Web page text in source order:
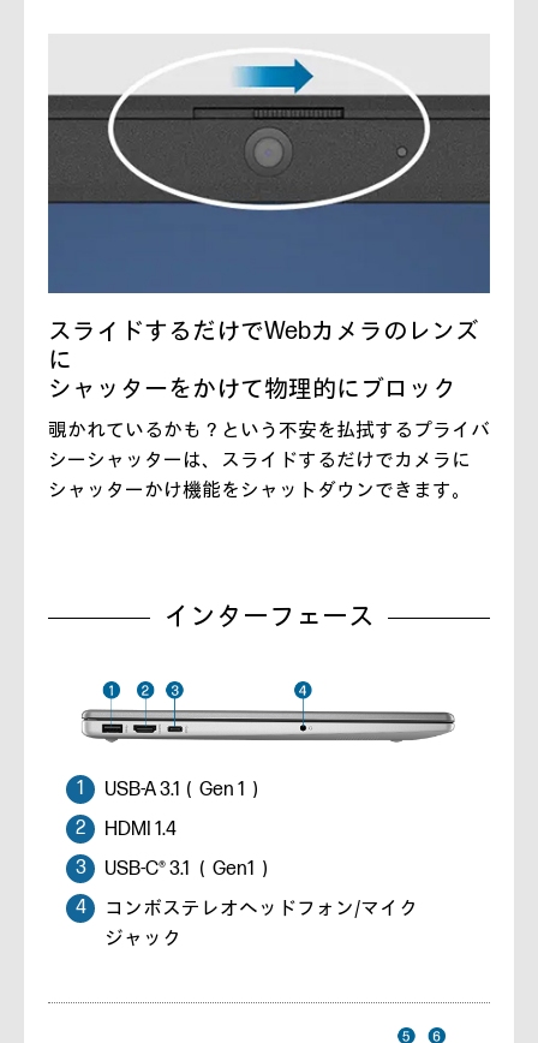
スライドするだけでWebカメラのレンズ
に
シャッターをかけて物理的にブロック
覗かれているかも？という不安を払拭するプライバ
シーシャッターは、スライドするだけでカメラに
シャッターかけ機能をシャットダウンできます。
インターフェース
USB-A 3.1（Gen 1）
HDMI 1.4
USB-C® 3.1 （Gen1）
コンボステレオヘッドフォン/マイク
ジャック